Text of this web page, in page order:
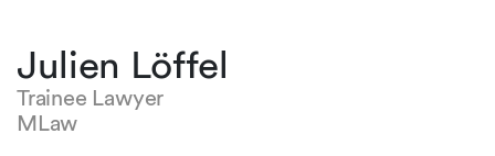
Julien Löffel
Trainee Lawyer
MLaw